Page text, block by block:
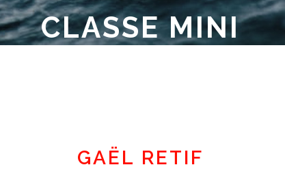
CLASSE MINI
GAËL RETIF